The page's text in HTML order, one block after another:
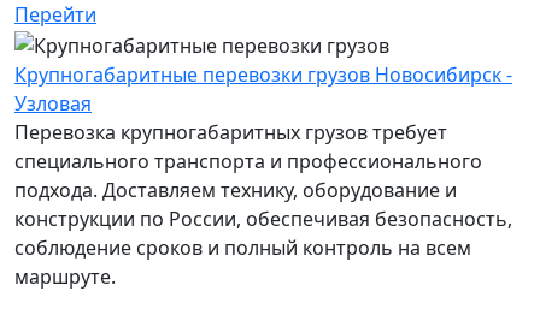
Перейти
Крупногабаритные перевозки грузов Новосибирск -
Узловая
Перевозка крупногабаритных грузов требует
специального транспорта и профессионального
подхода. Доставляем технику, оборудование и
конструкции по России, обеспечивая безопасность,
соблюдение сроков и полный контроль на всем
маршруте.